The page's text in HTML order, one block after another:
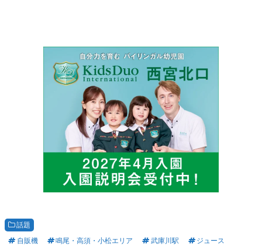
話題
自販機
鳴尾・高須・小松エリア 武庫川駅
ジュース